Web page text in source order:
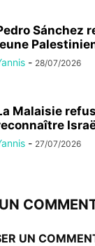
Sánchez
- 28/07/2026
Malaisie
- 27/07/2026
UN